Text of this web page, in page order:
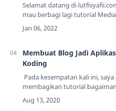
Selamat datang di
mau berbagi lagi tutorial
judulnya, yaitu Membuat Show
Median Ui.Header Show Hide
Membuat Blog Jadi
Koding
Pada kesempatan kali ini, saya
membagikan tutorial
atau website menjadi aplikasi
coding dan tentunya